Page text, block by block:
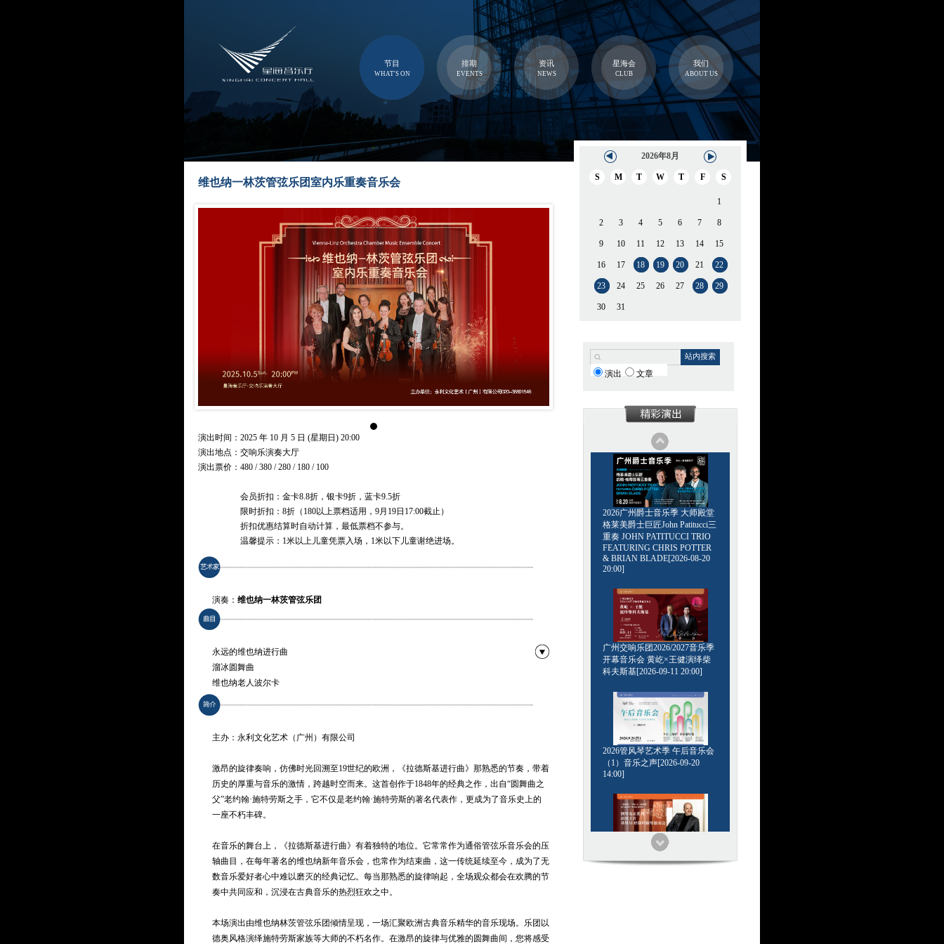
节目
WHAT'S ON
排期
EVENTS
资讯
NEWS
星海会
CLUB
我们
ABOUT US
维也纳一林茨管弦乐团室内乐重奏音乐会
演出时间：2025 年 10 月 5 日 (星期日) 20:00
演出地点：交响乐演奏大厅
演出票价： 480 / 380 / 280 / 180 / 100
会员折扣：金卡8.8折，银卡9折，蓝卡9.5折
限时折扣：8折（180以上票档适用，9月19日17:00截止）
折扣优惠结算时自动计算，最低票档不参与。
温馨提示：1米以上儿童凭票入场，1米以下儿童谢绝进场。
演奏： 维也纳一林茨管弦乐团
永远的维也纳进行曲
溜冰圆舞曲
维也纳老人波尔卡
你和你圆舞曲
小侏儒卫兵海因茨进行曲
轻歌剧“风流寡妇”主题圆舞曲
浪漫的巴黎人
皇家秘密波尔卡
当月光女神升起时
展开金色的翅膀
拉丁舞曲
环游法国13天
乘风破浪
恶魔鸟
歌剧主题圆舞曲
主办：永利文化艺术（广州）有限公司
激昂的旋律奏响，仿佛时光回溯至19世纪的欧洲，《拉德斯基进行曲》那熟悉的节奏，带着
历史的厚重与音乐的激情，跨越时空而来。这首创作于1848年的经典之作，出自“圆舞曲之
父”老约翰·施特劳斯之手，它不仅是老约翰·施特劳斯的著名代表作，更成为了音乐史上的
一座不朽丰碑。
在音乐的舞台上，《拉德斯基进行曲》有着独特的地位。它常常作为通俗管弦乐音乐会的压
轴曲目，在每年著名的维也纳新年音乐会，也常作为结束曲，这一传统延续至今，成为了无
数音乐爱好者心中难以磨灭的经典记忆。每当那熟悉的旋律响起，全场观众都会在欢腾的节
奏中共同应和，沉浸在古典音乐的热烈狂欢之中。
本场演出由维也纳林茨管弦乐团倾情呈现，一场汇聚欧洲古典音乐精华的音乐现场。乐团以
德奥风格演绎施特劳斯家族等大师的不朽名作。在激昂的旋律与优雅的圆舞曲间，您将感受
2026年8月
S M T W T F S
1
2 3 4 5 6 7 8
9 10 11 12 13 14 15
16 17 18 19 20 21 22
23 24 25 26 27 28 29
30 31
站内搜索
演出 文章
2026广州爵士音乐季 大师殿堂
格莱美爵士巨匠John Patitucci三
重奏 JOHN PATITUCCI TRIO
FEATURING CHRIS POTTER
& BRIAN BLADE[2026-08-20
20:00]
广州交响乐团2026/2027音乐季
开幕音乐会 黄屹×王健演绎柴
科夫斯基[2026-09-11 20:00]
2026管风琴艺术季 午后音乐会
（1）音乐之声[2026-09-20
14:00]
钢琴名家系列 浪漫王者 基里尔
·格斯坦钢琴独奏会[2026-09-24